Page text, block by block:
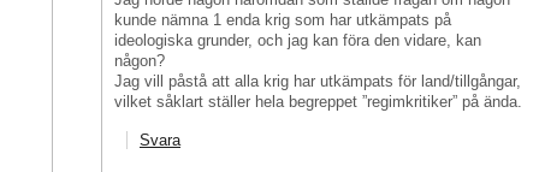
kunde nämna 1 enda krig som har utkämpats på
ideologiska grunder, och jag kan föra den vidare, kan
någon?
Jag vill påstå att alla krig har utkämpats för land/tillgångar,
vilket såklart ställer hela begreppet ”regimkritiker” på ända.
Svara